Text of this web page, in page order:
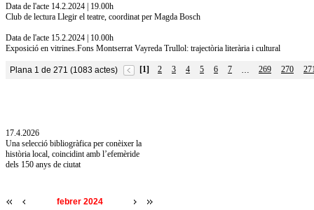
Data de l'acte 14.2.2024 | 19.00h
Club de lectura Llegir el teatre, coordinat per Magda Bosch
Data de l'acte 15.2.2024 | 10.00h
Exposició en vitrines.Fons Montserrat Vayreda Trullol: trajectòria literària i cultural
Plana 1 de 271 (1083 actes) [1] 2 3 4 5 6 7 … 269 270
17.4.2026
Una selecció bibliogràfica per conèixer la
història local, coincidint amb l’efemèride
dels 150 anys de ciutat
febrer 2024